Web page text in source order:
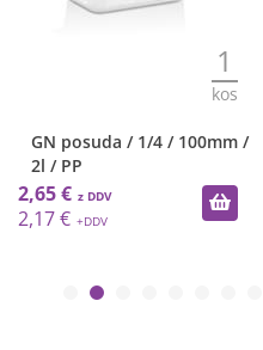
1
kos
GN posuda / 1/4 / 100mm /
2l / PP
2,65 €
2,17 €